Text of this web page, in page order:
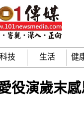
科技 生活 健
役演歲末